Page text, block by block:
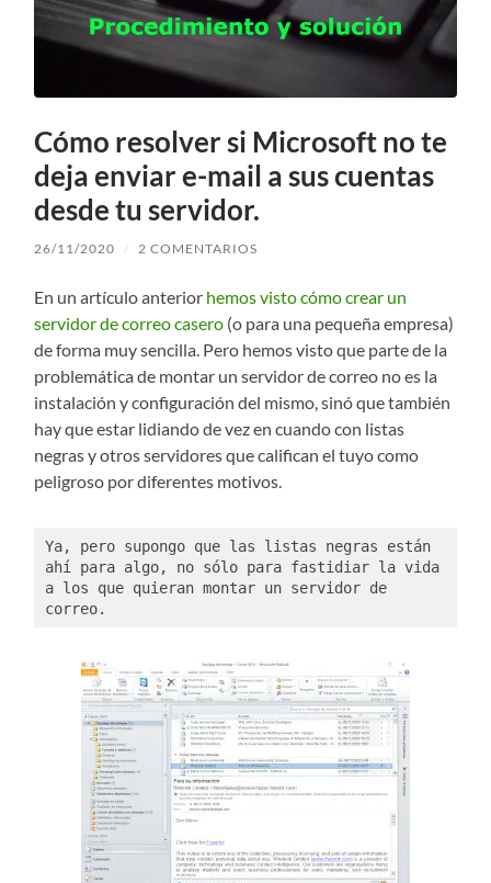
Cómo resolver si Microsoft no te
deja enviar e-mail a sus cuentas
desde tu servidor.
26/11/2020 / 2 COMENTARIOS
En un artículo anterior hemos visto cómo crear un
servidor de correo casero (o para una pequeña empresa)
de forma muy sencilla. Pero hemos visto que parte de la
problemática de montar un servidor de correo no es la
instalación y configuración del mismo, sinó que también
hay que estar lidiando de vez en cuando con listas
negras y otros servidores que califican el tuyo como
peligroso por diferentes motivos.
Ya, pero supongo que las listas negras están
ahí para algo, no sólo para fastidiar la vida
a los que quieran montar un servidor de
correo.